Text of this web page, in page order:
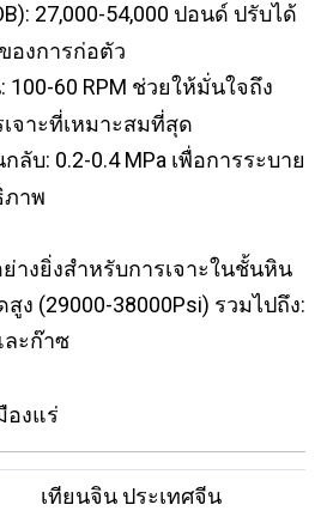
27,000-54,000 ปอนด์ ปรับได้
องการก่อตัว
100-60 RPM ช่วยให้มั่นใจถึง
จาะที่เหมาะสมที่สุด
บ: 0.2-0.4 MPa เพื่อการระบาย
ภาพ
างยิ่งสำหรับการเจาะในชั้นหิน
ง (29000-38000Psi) รวมไปถึง:
ะก๊าซ
องแร่
เทียนจิน ประเทศจีน